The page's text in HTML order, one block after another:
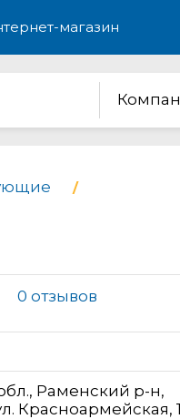
магазин
0 отзывов
Раменский р-н,
Красноармейская,